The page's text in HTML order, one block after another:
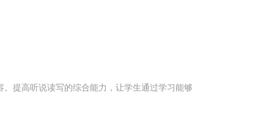
提高听说读写的综合能力，让学生通过学习能够